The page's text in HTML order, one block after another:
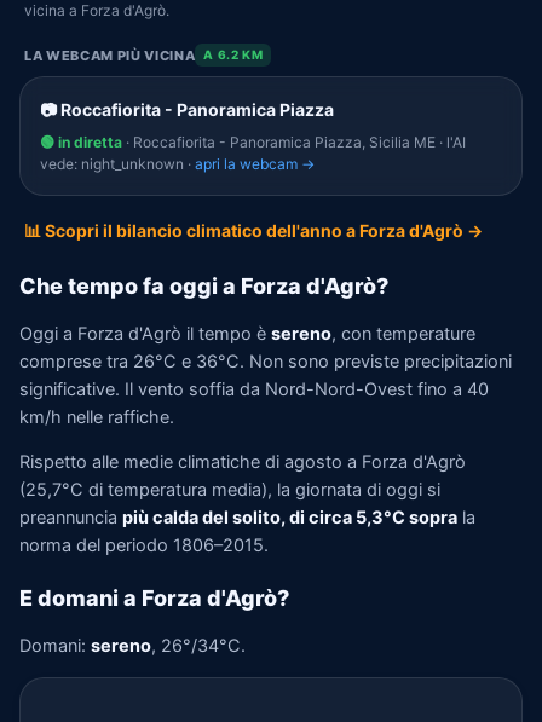
vicina a Forza d'Agrò.
LA WEBCAM PIÙ VICINA A 6.2 KM
📷 Roccafiorita - Panoramica Piazza
🟢 in diretta · Roccafiorita - Panoramica Piazza, Sicilia ME · l'AI
vede: night_unknown · apri la webcam →
📊 Scopri il bilancio climatico dell'anno a Forza d'Agrò →
Che tempo fa oggi a Forza d'Agrò?
Oggi a Forza d'Agrò il tempo è sereno, con temperature
comprese tra 26°C e 36°C. Non sono previste precipitazioni
significative. Il vento soffia da Nord-Nord-Ovest fino a 40
km/h nelle raffiche.
Rispetto alle medie climatiche di agosto a Forza d'Agrò
(25,7°C di temperatura media), la giornata di oggi si
preannuncia più calda del solito, di circa 5,3°C sopra la
norma del periodo 1806–2015.
E domani a Forza d'Agrò?
Domani: sereno, 26°/34°C.